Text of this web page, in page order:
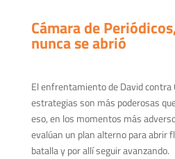
Cámara de
nunca se abrió
El enfrentamiento de David contra
estrategias son más poderosas
eso, en los momentos más
evalúan un plan alterno para abrir
batalla y por allí seguir avanzando.